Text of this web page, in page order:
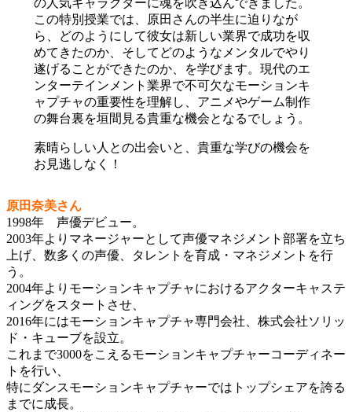
この特別授業では、原田さんの半生に迫りなが
ら、どのようにして彼女は新しい業界で成功を収
めてきたのか、そしてどのようなメンタルでやり
遂げることができたのか、を学びます。現代のエ
ンターテインメント業界で不可欠なモーションキ
ャプチャの重要性を理解し、アニメやゲーム制作
の舞台裏を垣間見る貴重な機会となるでしょう。
素晴らしい人との出会いと、貴重な学びの機会を
お見逃しなく！
原田奈美さん
1998年 声優デビュー。
2003年よりマネージャーとして声優マネジメント部署を立ち
上げ、数多くの声優、タレントを育成・マネジメントを行
う。
2004年よりモーションキャプチャにおけるアクターキャステ
ィングをスタートさせ、
2016年にはモーションキャプチャ専門会社、株式会社ソリッ
ド・キューブを設立。
これまで3000をこえるモーションキャプチャーコーディネー
トを行い、
特にダンスモーションキャプチャーではトップシェアを誇る
までに成長。